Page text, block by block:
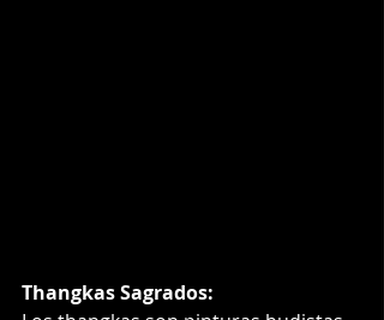
Thangkas Sagrados: